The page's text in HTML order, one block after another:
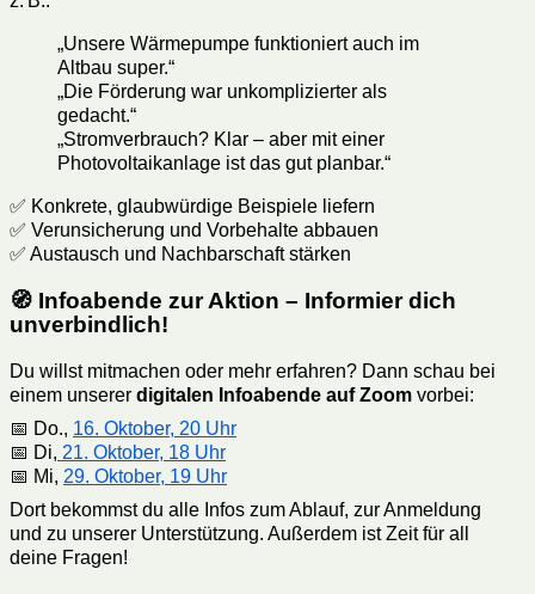
„Unsere Wärmepumpe funktioniert auch im
Altbau super.“
„Die Förderung war unkomplizierter als
gedacht.“
„Stromverbrauch? Klar – aber mit einer
Photovoltaikanlage ist das gut planbar.“
✅ Konkrete, glaubwürdige Beispiele liefern
✅ Verunsicherung und Vorbehalte abbauen
✅ Austausch und Nachbarschaft stärken
🧭 Infoabende zur Aktion – Informier dich
unverbindlich!
Du willst mitmachen oder mehr erfahren? Dann schau bei
einem unserer digitalen Infoabende auf Zoom vorbei:
📅 Do., 16. Oktober, 20 Uhr
📅 Di, 21. Oktober, 18 Uhr
📅 Mi, 29. Oktober, 19 Uhr
Dort bekommst du alle Infos zum Ablauf, zur Anmeldung
und zu unserer Unterstützung. Außerdem ist Zeit für all
deine Fragen!